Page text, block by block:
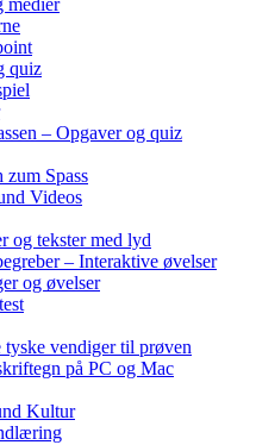
medier
quiz
– Opgaver og quiz
zum Spass
Videos
og tekster med lyd
– Interaktive øvelser
og øvelser
vendiger til prøven
på PC og Mac
Kultur